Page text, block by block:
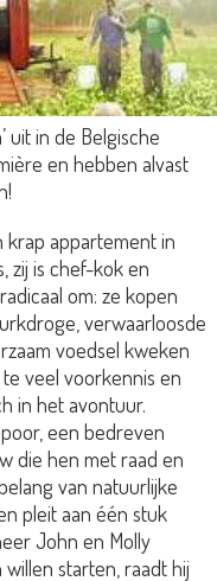
uit in de Belgische
en hebben alvast
krap appartement in
zij is chef-kok en
om: ze kopen
verwaarloosde
voedsel kweken
veel voorkennis en
in het avontuur.
een bedreven
die hen met raad en
van natuurlijke
pleit aan één stuk
John en Molly
starten, raadt hij